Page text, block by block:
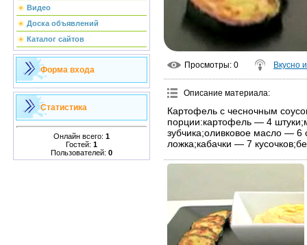
Видео
Доска объявлений
Каталог сайтов
Форма входа
Статистика
Онлайн всего: 1
Гостей: 1
Пользователей: 0
Просмотры: 0 Вкусно
Описание материала:
Картофель с чесночным
порции:картофель — 4
зубчика;оливковое масло — 6
ложка;кабачки — 7